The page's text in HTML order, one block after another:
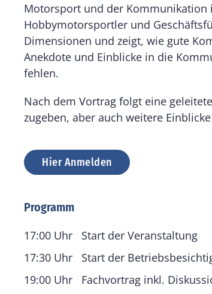
Motorsport und der Kommunikation
Hobbymotorsportler und
Dimensionen und zeigt, wie gute
Anekdote und Einblicke in die
fehlen.
Nach dem Vortrag folgt eine
zugeben, aber auch weitere
Hier Anmelden
Programm
17:00 Uhr
Start der Veranstaltung
17:30 Uhr
Start der
19:00 Uhr
Fachvortrag inkl.